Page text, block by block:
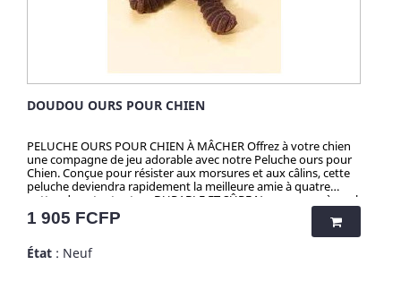
DOUDOU OURS POUR CHIEN
PELUCHE OURS POUR CHIEN À MÂCHER Offrez à votre chien
une compagne de jeu adorable avec notre Peluche ours pour
Chien. Conçue pour résister aux morsures et aux câlins, cette
peluche deviendra rapidement la meilleure amie à quatre
pattes de votre toutou. DURABLE ET SÛRE Nous savons à quel
point la sécurité de votre chien est importante. C'est pourquoi
notre peluche est fabriquée avec des matériaux de haute
qualité, résistants et non toxiques. Les coutures renforcées
garantissent une durabilité exceptionnelle, même lors des
Prix
1 905 FCFP
État : Neuf